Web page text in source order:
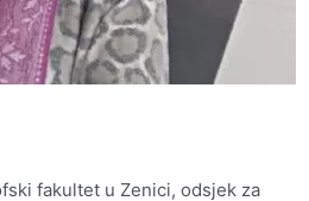
fakultet u Zenici, odsjek za